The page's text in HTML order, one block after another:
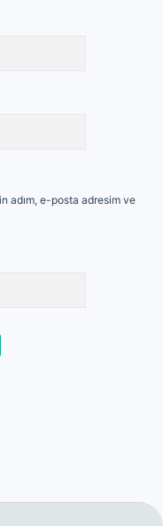
adım, e-posta adresim ve